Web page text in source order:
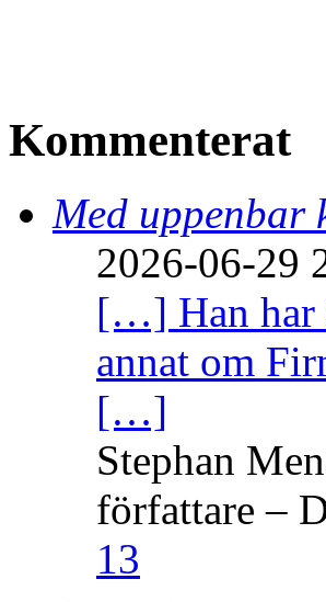
Kommenterat
Med
2026-06-29
[…] Han har
annat om
[…]
Stephan
författare –
13